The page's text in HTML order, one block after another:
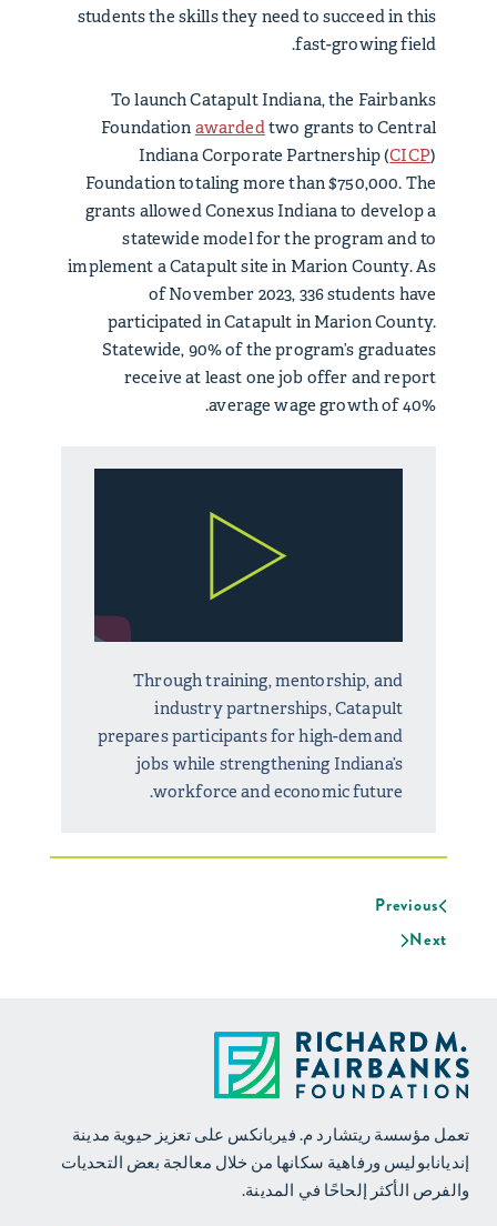
students the skills they need to succeed in this
fast-growing field.
To launch Catapult Indiana, the Fairbanks
Foundation awardedtwo grants to Central
Indiana Corporate Partnership (CICP)
Foundation totaling more than $750,000. The
grants allowed Conexus Indiana to develop a
statewide model for the program and to
implement a Catapult site in Marion County. As
of November 2023, 336 students have
participated in Catapult in Marion County.
Statewide, 90% of the program’s graduates
receive at least one job offer and report
average wage growth of 40%.
Through training, mentorship, and
industry partnerships, Catapult
prepares participants for high-demand
jobs while strengthening Indiana’s
workforce and economic future.
Previous
Next
تعمل مؤسسة ريتشارد م. فيربانكس على تعزيز حيوية مدينة
إنديانابوليس ورفاهية سكانها من خلال معالجة بعض التحديات
والفرص الأكثر إلحاحًا في المدينة.